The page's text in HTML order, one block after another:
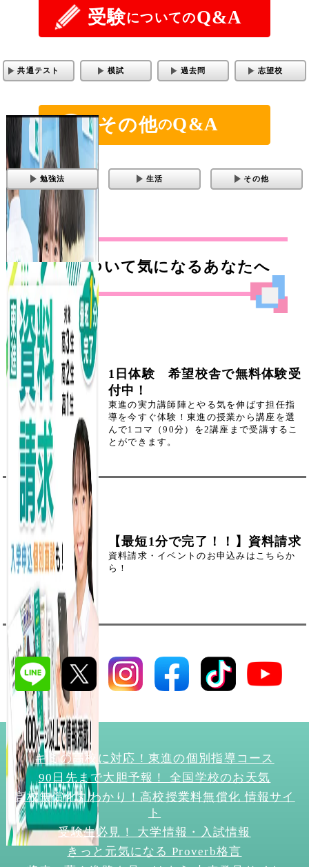
受験についてのQ&A
共通テスト 模試 過去問 志望校
その他のQ&A
勉強法 生活 その他
東進について気になるあなたへ
1日体験 希望校舎で無料体験受
付中！
東進の実力講師陣とやる気を伸ばす担任指
導を今すぐ体験！東進の授業から講座を選
んで1コマ（90分）を2講座まで受講するこ
とができます。
【最短1分で完了！！】資料請求
資料請求・イベントのお申込みはこちらか
ら！
キミの高校に対応！東進の個別指導コース
90日先まで大胆予報！ 全国学校のお天気
高校無償化丸わかり！高校授業料無償化 情報サイ
ト
受験生必見！ 大学情報・入試情報
きっと元気になる Proverb格言